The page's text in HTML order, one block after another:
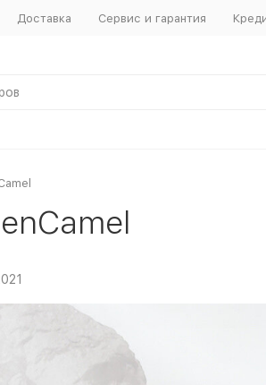
Доставка Сервис и гарантия